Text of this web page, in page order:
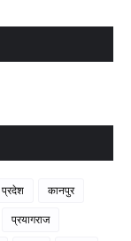
प्रदेश कानपुर
प्रयागराज